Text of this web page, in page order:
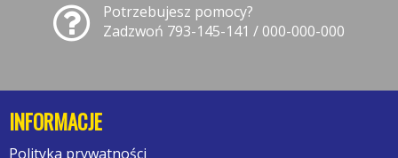
Potrzebujesz pomocy?
Zadzwoń 793-145-141 / 000-000-000
INFORMACJE
Polityka prywatności